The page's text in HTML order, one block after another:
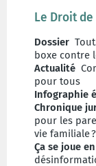
Le Droit
Dossier
boxe contre
Actualité
pour tous
Infographie
Chronique
pour les
vie familiale ?
Ça se joue